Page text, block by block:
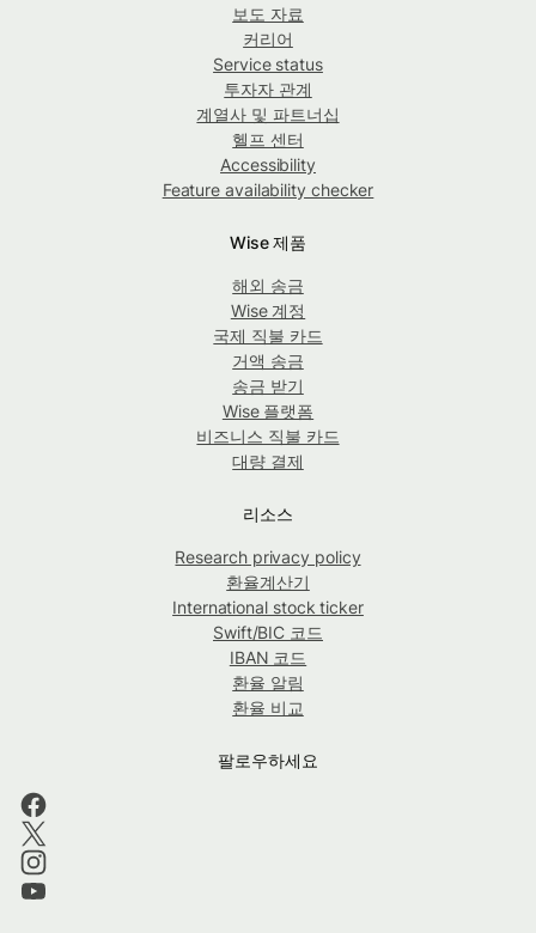
보도 자료
커리어
Service status
투자자 관계
계열사 및 파트너십
헬프 센터
Accessibility
Feature availability checker
Wise 제품
해외 송금
Wise 계정
국제 직불 카드
거액 송금
송금 받기
Wise 플랫폼
비즈니스 직불 카드
대량 결제
리소스
Research privacy policy
환율계산기
International stock ticker
Swift/BIC 코드
IBAN 코드
환율 알림
환율 비교
팔로우하세요